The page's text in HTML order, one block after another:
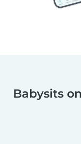
Babysits